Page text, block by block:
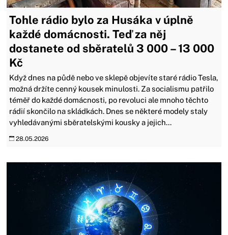
Tohle rádio bylo za Husáka v úplně
každé domácnosti. Teď za něj
dostanete od sběratelů 3 000 – 13 000
Kč
Když dnes na půdě nebo ve sklepě objevíte staré rádio Tesla,
možná držíte cenný kousek minulosti. Za socialismu patřilo
téměř do každé domácnosti, po revoluci ale mnoho těchto
rádií skončilo na skládkách. Dnes se některé modely staly
vyhledávanými sběratelskými kousky a jejich...
28.05.2026